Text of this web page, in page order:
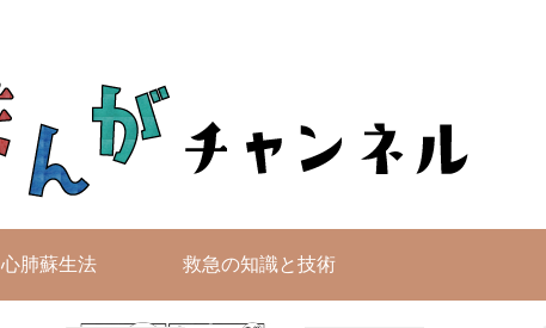
心肺蘇生法 救急の知識と技術